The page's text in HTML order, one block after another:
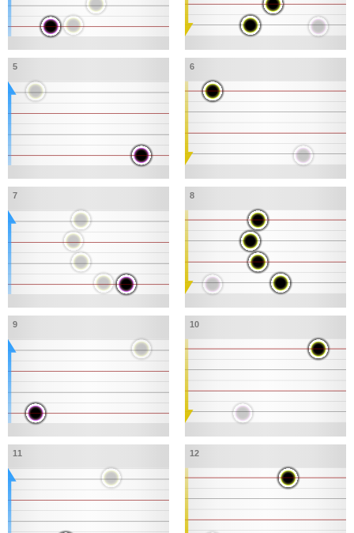
5 6
7 8
9 10
11 12